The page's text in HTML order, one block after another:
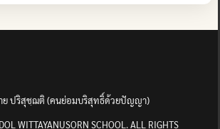
ปริสุชฺฌติ (คนย่อมบริสุทธิ์ด้วยปัญญา)
WITTAYANUSORN SCHOOL. ALL RIGHTS